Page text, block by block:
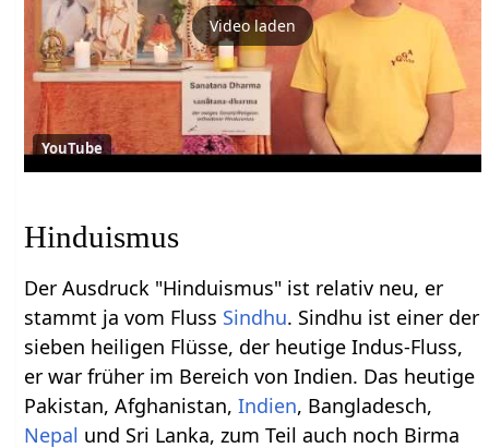
Video laden
YouTube
Hinduismus
Der Ausdruck "Hinduismus" ist relativ neu, er
stammt ja vom Fluss Sindhu. Sindhu ist einer der
sieben heiligen Flüsse, der heutige Indus-Fluss,
er war früher im Bereich von Indien. Das heutige
Pakistan, Afghanistan,Indien, Bangladesch,
Nepal und Sri Lanka, zum Teil auch noch Birma